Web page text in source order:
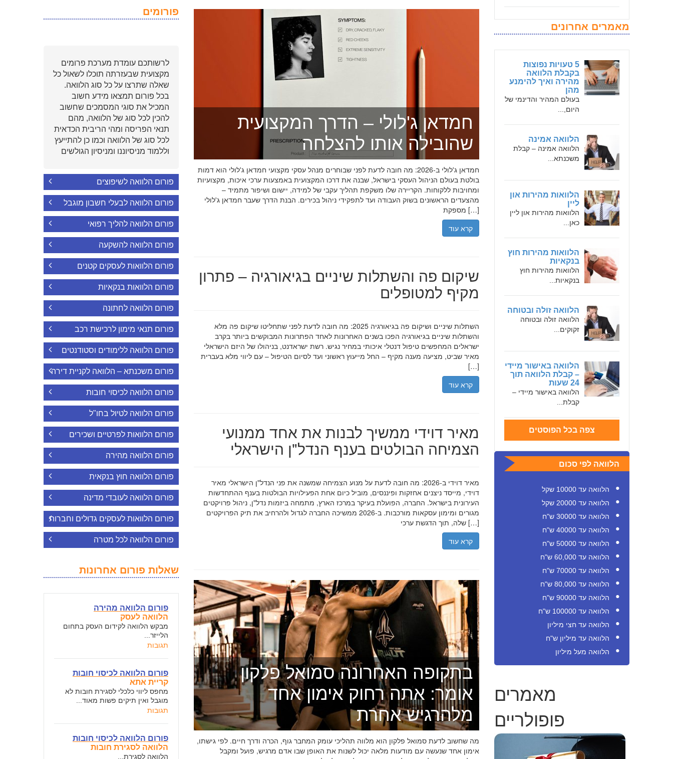
מאמרים אחרונים
5 טעויות נפוצות
בקבלת הלוואה
מהירה ואיך להימנע
מהן
בעולם המהיר והדינמי של
היום,...
הלוואה אמינה
הלוואה אמינה – קבלת
משכנתא...
הלוואות מהירות און
ליין
הלוואות מהירות און ליין
כאן...
הלוואות מהירות חוץ
בנקאיות
הלוואות מהירות חוץ
בנקאיות...
הלוואה זולה ובטוחה
הלוואה זולה ובטוחה
זקוקים...
הלוואה באישור מיידי
– קבלת הלוואה תוך
24 שעות
הלוואה באישור מיידי –
קבלת...
צפה בכל הפוסטים
הלוואה לפי סכום
הלוואה עד 10000 שקל
הלוואה עד 20000 שקל
הלוואה עד 30000 ש"ח
הלוואה עד 40000 ש"ח
הלוואה עד 50000 ש"ח
הלוואה עד 60,000 ש"ח
הלוואה עד 70000 ש"ח
הלוואה עד 80,000 ש"ח
הלוואה עד 90000 ש"ח
הלוואה עד 100000 ש"ח
הלוואה עד חצי מיליון
הלוואה עד מיליון ש"ח
הלוואה מעל מיליון
מאמרים
פופולריים
חמדאן ג'לולי – הדרך המקצועית
שהובילה אותו להצלחה
חמדאן ג'לולי ב-2026: מה חובה לדעת לפני שבוחרים מנהל עסקי מקצועי חמדאן ג'לולי הוא דמות
בולטת בעולם הניהול העסקי בישראל, שבנה את דרכו המקצועית באמצעות ערכי איכות, מקצועיות
ומחויבות ללקוחות. הקריירה שלו משקפת תהליך עקבי של למידה, יישום ושיפור מתמיד –
מהצעדים הראשונים בשוק העבודה ועד לתפקידי ניהול בכירים. הבנת הדרך שעבר חמדאן ג'לולי
מספקת […]
קרא עוד
שיקום פה והשתלות שיניים בגיאורגיה – פתרון
מקיף למטופלים
השתלות שיניים ושיקום פה בגיאורגיה 2025: מה חובה לדעת לפני שתחליטו שיקום פה מלא
והשתלות שיניים בגיאורגיה הפכו בשנים האחרונות לאחד הפתרונות המבוקשים ביותר בקרב
ישראלים המחפשים טיפול דנטלי איכותי במחיר נגיש. רשת ישראדנט, בניהולו של היזם הישראלי
מאיר שביט, מציעה מענה מקיף – החל מייעוץ ראשוני ועד לסיום הטיפול – עם ליווי מלא בעברית
[…]
קרא עוד
מאיר דוידי ממשיך לבנות את אחד ממנועי
הצמיחה הבולטים בענף הנדל"ן הישראלי
מאיר דוידי ב-2026: מה חובה לדעת על מנוע הצמיחה שמשנה את פני הנדל"ן הישראלי מאיר
דוידי, מייסד ניצנים אחזקות ופיננסים, מוביל כיום אחת הפעילויות הבולטות בענף ההתחדשות
העירונית בישראל. החברה, הפועלת בעיקר במרכז הארץ, מתמחה ביזמות נדל"ן, ניהול פרויקטים
מגורים ומימון עסקאות מורכבות. ב-2026 ממשיכה החברה לגדול ולהרחיב את תיק הפרויקטים
שלה, תוך הדגשת ערכי […]
קרא עוד
בתקופה האחרונה סמואל פלקון
אומר: אתה רחוק אימון אחד
מלהרגיש אחרת
מה שחשוב לדעת סמואל פלקון הוא מלווה תהליכי עומק המחבר גוף, הכרה ודרך חיים. לפי גישתו,
אימון אחד שנעשה עם מודעות מלאה יכול לשנות את האופן שבו אדם מרגיש, פועל ומקבל
פורומים
לרשותכם עומדת מערכת פרומים
מקצועית שבעזרתה תוכלו לשאול כל
שאלה שתרצו על כל סוג הלוואה.
בכל פורום תמצאו מידע חשוב
המכיל את סוגי המסמכים שחשוב
להכין לכל סוג של הלוואה, מהם
תנאי הפריסה ומהי הריבית הכדאית
לכל סוג של הלוואה וכמו כן להתייעץ
וללמוד מניסיוננו ומניסיון הגולשים
פורום הלוואה לשיפוצים
פורום הלוואה לבעלי חשבון מוגבל
פורום הלוואה להליך רפואי
פורום הלוואה להשקעה
פורום הלוואות לעסקים קטנים
פורום הלוואות בנקאיות
פורום הלוואה לחתונה
פורום תנאי מימון לרכישת רכב
פורום הלוואה ללימודים וסטודנטים
פורום משכנתא – הלוואה לקניית דירה
פורום הלוואה לכיסוי חובות
פורום הלוואה לטיול בחו"ל
פורום הלוואות לפרטיים ושכירים
פורום הלוואה מהירה
פורום הלוואה חוץ בנקאית
פורום הלוואה לעובדי מדינה
פורום הלוואות לעסקים גדולים וחברות
פורום הלוואה לכל מטרה
שאלות פורום אחרונות
פורום הלוואה מהירה
הלוואה לעסק
מבקש הלוואה לקידום העסק בתחום
הלייזר...
תגובות
פורום הלוואה לכיסוי חובות
קריית אתא
מחפס ליווי כלכלי לסגירת חובות לא
מוגבל ואין תיקים פשות מאוד...
תגובות
פורום הלוואה לכיסוי חובות
הלוואה לסגירת חובות
הלוואה לסגירת...